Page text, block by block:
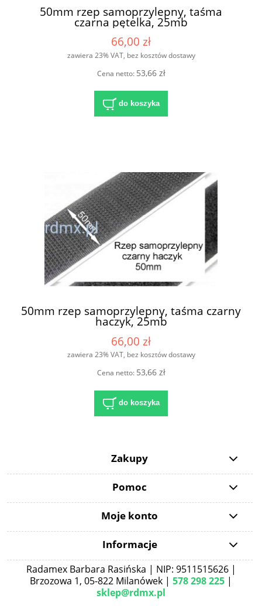
50mm rzep samoprzylepny, taśma
czarna pętelka, 25mb
66,00 zł
zawiera 23% VAT, bez kosztów dostawy
Cena netto: 53,66 zł
do koszyka
50mm rzep samoprzylepny, taśma czarny
haczyk, 25mb
66,00 zł
zawiera 23% VAT, bez kosztów dostawy
Cena netto: 53,66 zł
do koszyka
Zakupy
Pomoc
Moje konto
Informacje
Radamex Barbara Rasińska | NIP: 9511515626 |
Brzozowa 1, 05-822 Milanówek | 578 298 225 |
sklep@rdmx.pl